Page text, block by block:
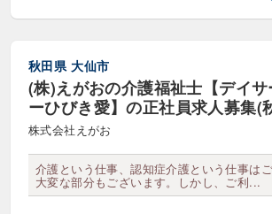
秋田県 大仙市
(株)えがおの介護福祉士【デイサ
ーひびき愛】の正社員求人募集(
株式会社えがお
介護という仕事、認知症介護という仕事は
大変な部分もございます。しかし、ご利...